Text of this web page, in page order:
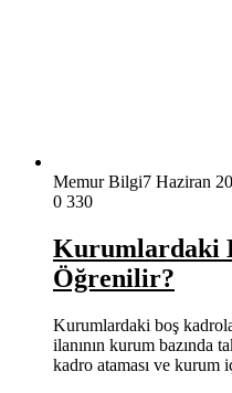
Memur Bilgi7 Haziran
0 330
Kurumlardaki
Öğrenilir?
Kurumlardaki boş
ilanının kurum bazında
kadro ataması ve